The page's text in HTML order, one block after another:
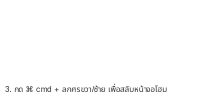
3. กด ⌘ cmd + ลูกศรขวา/ซ้าย เพื่อสลับหน้าจอโฮม